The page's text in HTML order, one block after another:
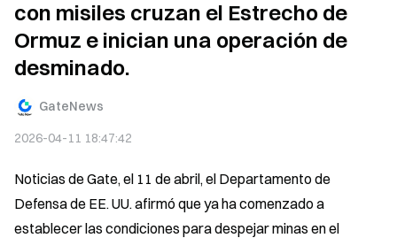
con misiles cruzan el Estrecho de
Ormuz e inician una operación de
desminado.
GateNews
2026-04-11 18:47:42
Noticias de Gate, el 11 de abril, el Departamento de
Defensa de EE. UU. afirmó que ya ha comenzado a
establecer las condiciones para despejar minas en el